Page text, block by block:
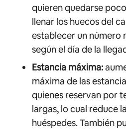
quieren quedarse
llenar los huecos del
establecer un número
según el día de la
Estancia máxima:
máxima de las
quienes reservan por
largas, lo cual reduce
huéspedes. También